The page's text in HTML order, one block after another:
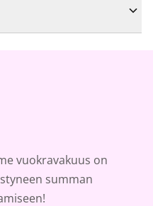
vuokravakuus on
summan